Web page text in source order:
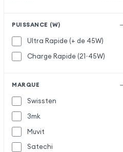
PUISSANCE (W)
Ultra Rapide (+ de 45W)
Charge Rapide (21~45W)
MARQUE
Swissten
3mk
Muvit
Satechi